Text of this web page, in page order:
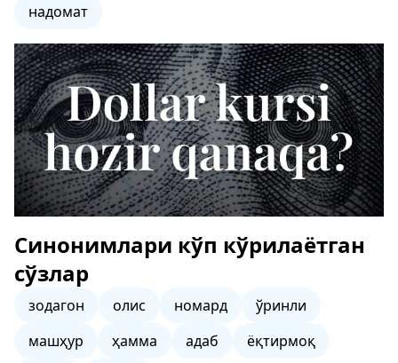
надомат
Синонимлари кўп кўрилаётган
сўзлар
зодагон олис номард
ўринли
машҳур
ҳамма адаб
ёқтирмоқ